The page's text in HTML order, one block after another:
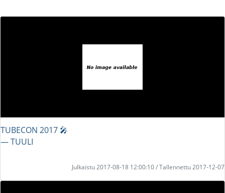
TUBECON 2017 🎤
― TUULI
Julkaistu 2017-08-18 12:00:10 / Tallennettu 2017-12-07